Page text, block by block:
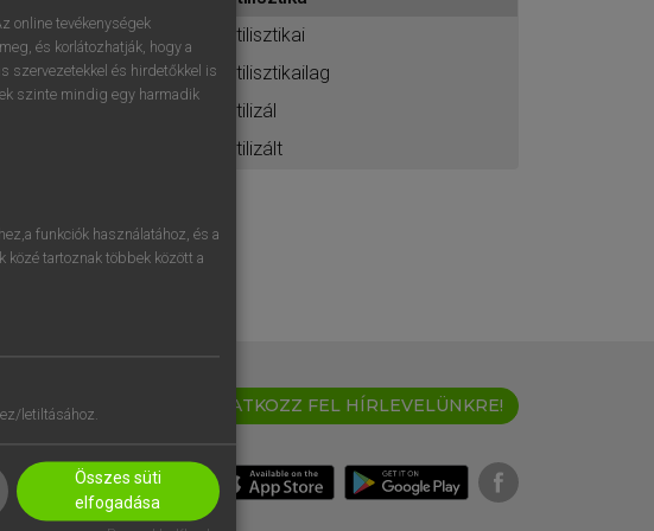
elindításához
ésbelépek.
stilisztikai
stilisztikailag
stilizál
stilizált
IRATKOZZ FEL HÍRLEVELÜNKRE!
online tevékenységek
és korlátozhatják, hogy a
szervezetekkel és hirdetőkkel is
szinte mindig egy harmadik
funkciók használatához, és a
tartoznak többek között a
letiltásához.
Összes süti
elfogadása